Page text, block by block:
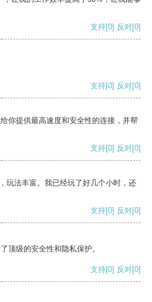
支持[0] 反对[0]
支持[0] 反对[0]
你提供最高速度和安全性的连接，并帮
支持[0] 反对[0]
玩法丰富。我已经玩了好几个小时，还
支持[0] 反对[0]
顶级的安全性和隐私保护。
支持[0] 反对[0]